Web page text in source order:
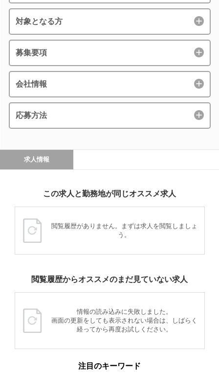
対象となる方
募集要項
会社情報
応募方法
求人情報
この求人と勤務地が同じオススメ求人
閲覧履歴がありません。まずは求人を閲覧しましょ
う。
閲覧履歴からオススメのまだ見ていない求人
情報の読み込みに失敗しました。
画面の更新をしても表示されない場合は、しばらく
経ってから再度お試しください。
注目のキーワード